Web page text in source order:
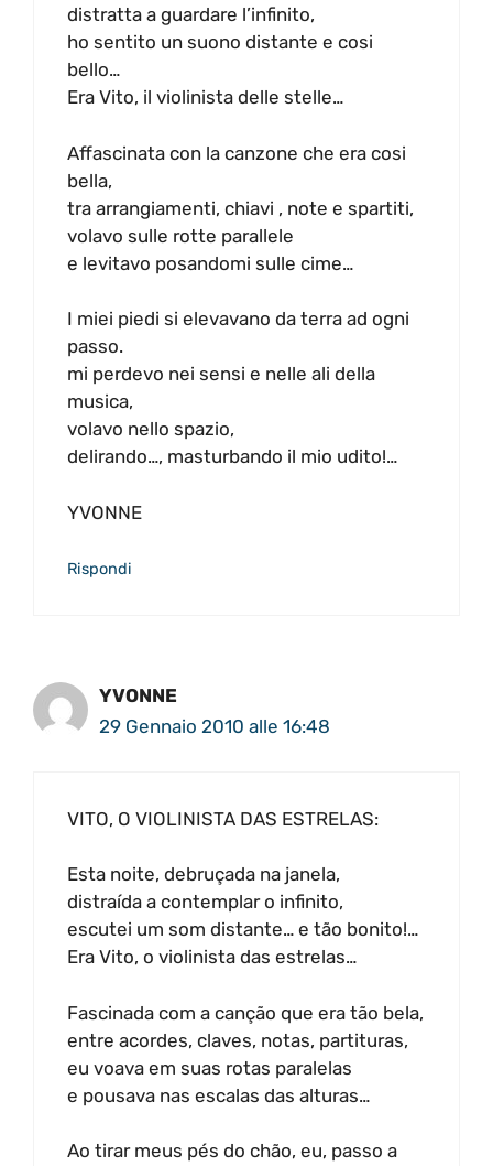
distratta a guardare l’infinito,
ho sentito un suono distante e cosi
bello…
Era Vito, il violinista delle stelle…
Affascinata con la canzone che era cosi
bella,
tra arrangiamenti, chiavi , note e spartiti,
volavo sulle rotte parallele
e levitavo posandomi sulle cime…
I miei piedi si elevavano da terra ad ogni
passo.
mi perdevo nei sensi e nelle ali della
musica,
volavo nello spazio,
delirando…, masturbando il mio udito!…
YVONNE
Rispondi
YVONNE
29 Gennaio 2010 alle 16:48
VITO, O VIOLINISTA DAS ESTRELAS:
Esta noite, debruçada na janela,
distraída a contemplar o infinito,
escutei um som distante… e tão bonito!…
Era Vito, o violinista das estrelas…
Fascinada com a canção que era tão bela,
entre acordes, claves, notas, partituras,
eu voava em suas rotas paralelas
e pousava nas escalas das alturas…
Ao tirar meus pés do chão, eu, passo a